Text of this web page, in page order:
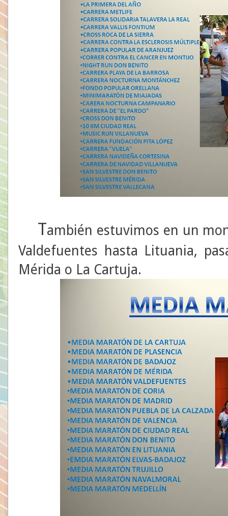
También estuvimos en un
Valdefuentes hasta Lituania,
Mérida o La Cartuja.